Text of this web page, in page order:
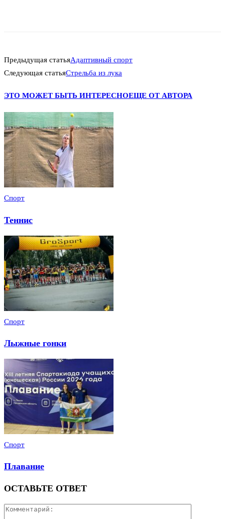
Предыдущая статьяАдаптивный спорт
Следующая статьяСтрельба из лука
ЭТО МОЖЕТ БЫТЬ ИНТЕРЕСНОЕЩЕ ОТ АВТОРА
Спорт
Теннис
Спорт
Лыжные гонки
Спорт
Плавание
ОСТАВЬТЕ ОТВЕТ